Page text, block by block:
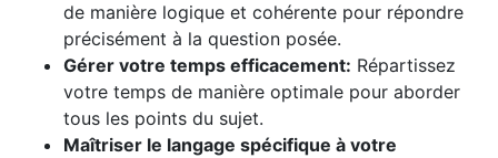
de manière logique et cohérente pour répondre
précisément à la question posée.
Gérer votre temps efficacement: Répartissez
votre temps de manière optimale pour aborder
tous les points du sujet.
Maîtriser le langage spécifique à votre